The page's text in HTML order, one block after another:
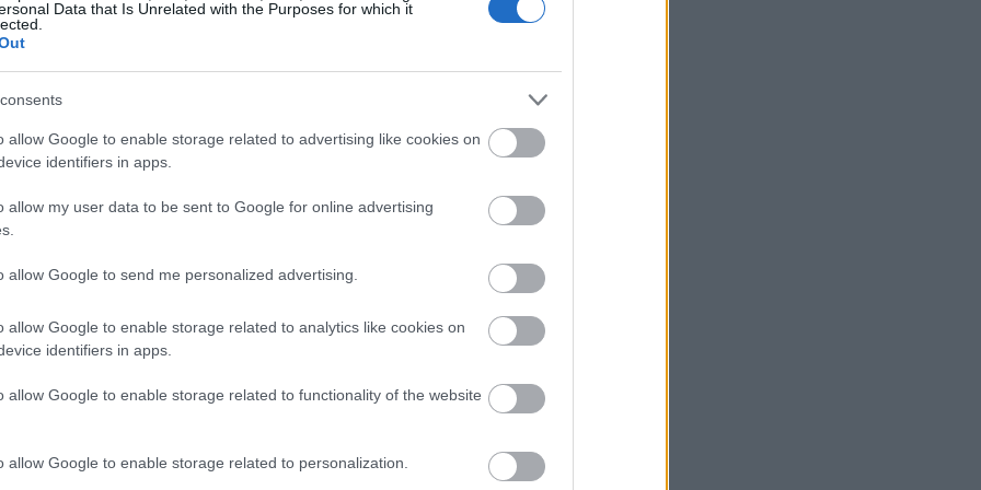
Data that Is Unrelated with the Purposes for which it
allow Google to enable storage related to advertising like cookies on
identifiers in apps.
allow my user data to be sent to Google for online advertising
allow Google to send me personalized advertising.
allow Google to enable storage related to analytics like cookies on
identifiers in apps.
allow Google to enable storage related to functionality of the website
allow Google to enable storage related to personalization.
υπογράμμισε ο κ. Μαρινάκης.
αποδέσμευσης τραπεζικού
το 25% της οφειλής και έχει ρυθμιστεί
και νέα ρύθμιση έως 72 δόσεων για
2023, που αφορά περισσότερα από 1,5
οικονομίας και οι κίνδυνοι της
επενδυτικής έκρηξης
εξουσίας εκθέτει τη χώρα διεθνώς»
19:37
Δικαστικό μπλόκο στην αίθουσα χορού
του Τραμπ στο Λευκό Οίκο
Μπάρκιν (Fed): «Τα στοιχεία για την
αγορά εργασίας συμβαδίζουν με τις
Καταβλήθηκαν 33,58 εκατ. ευρώ σε
67.746 δικαιούχους για την αγορά
λιπασμάτων
Ευρωαγορές: Η καλύτερη εβδομάδα
Stoxx 600
- Στο 100% η πληρότητα σε πολλά
δρομολόγια για Κυκλάδες